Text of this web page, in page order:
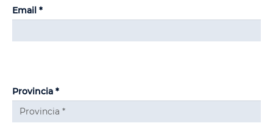
Email *
Provincia *